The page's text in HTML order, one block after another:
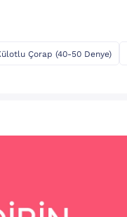
Çorap (40-50 Denye)